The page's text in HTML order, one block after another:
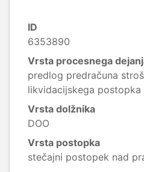
ID
6353890
Vrsta procesnega
predlog predračuna
likvidacijskega postopka
Vrsta dolžnika
DOO
Vrsta postopka
stečajni postopek nad